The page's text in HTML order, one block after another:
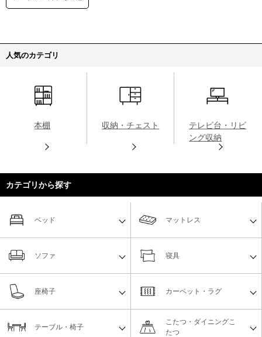
人気のカテゴリ
本棚 収納・チェスト
テレビ台・リビ
ング収納
カテゴリから探す
ベッド マットレス
ソファ 寝具
座椅子 カーペット・ラグ
テーブル・椅子
こたつ・ダイニングこ
たつ